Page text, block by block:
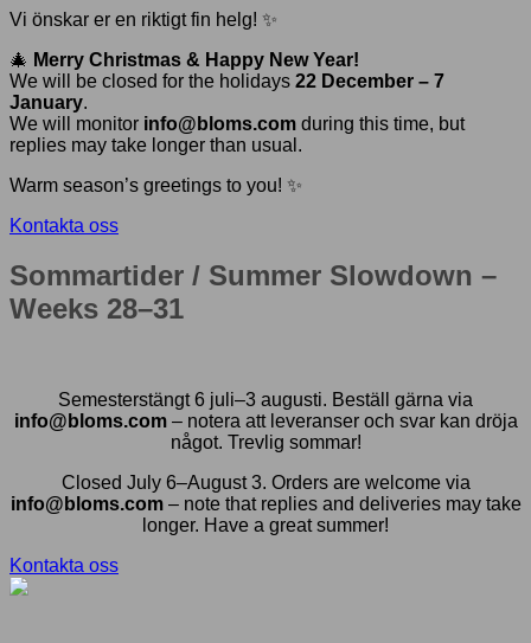
Vi önskar er en riktigt fin helg! ✨
🎄 Merry Christmas & Happy New Year!
We will be closed for the holidays 22 December – 7
January.
We will monitor info@bloms.com during this time, but
replies may take longer than usual.
Warm season’s greetings to you! ✨
Kontakta oss
Sommartider / Summer Slowdown –
Weeks 28–31
Semesterstängt 6 juli–3 augusti. Beställ gärna via
info@bloms.com– notera att leveranser och svar kan dröja
något. Trevlig sommar!
Closed July 6–August 3. Orders are welcome via
info@bloms.com– note that replies and deliveries may take
longer. Have a great summer!
Kontakta oss